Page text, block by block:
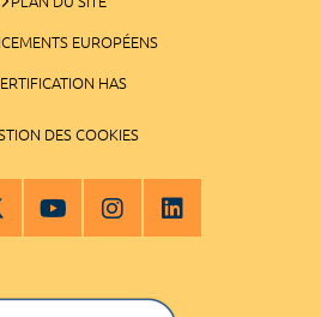
EUROPÉENS
HAS
DES COOKIES